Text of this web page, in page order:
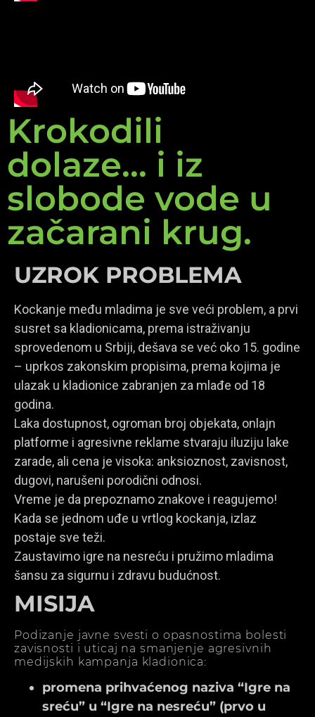
Krokodili
dolaze... i iz
slobode vode u
začarani krug.
UZROK PROBLEMA
Kockanje među mladima je sve veći problem, a prvi
susret sa kladionicama, prema istraživanju
sprovedenom u Srbiji, dešava se već oko 15. godine
– uprkos zakonskim propisima, prema kojima je
ulazak u kladionice zabranjen za mlađe od 18
godina.
Laka dostupnost, ogroman broj objekata, onlajn
platforme i agresivne reklame stvaraju iluziju lake
zarade, ali cena je visoka: anksioznost, zavisnost,
dugovi, narušeni porodični odnosi.
Vreme je da prepoznamo znakove i reagujemo!
Kada se jednom uđe u vrtlog kockanja, izlaz
postaje sve teži.
Zaustavimo igre na nesreću i pružimo mladima
šansu za sigurnu i zdravu budućnost.
MISIJA
Podizanje javne svesti o opasnostima bolesti
zavisnosti i uticaj na smanjenje agresivnih
medijskih kampanja kladionica:
promena prihvaćenog naziva “Igre na
sreću” u “Igre na nesreću” (prvo u